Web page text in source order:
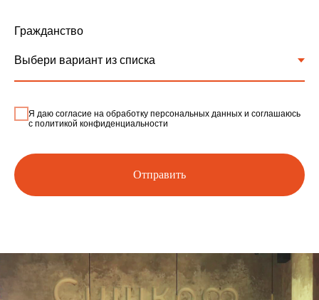
Гражданство
Я даю согласие на обработку персональных данных и соглашаюсь
c политикой конфиденциальности
Отправить